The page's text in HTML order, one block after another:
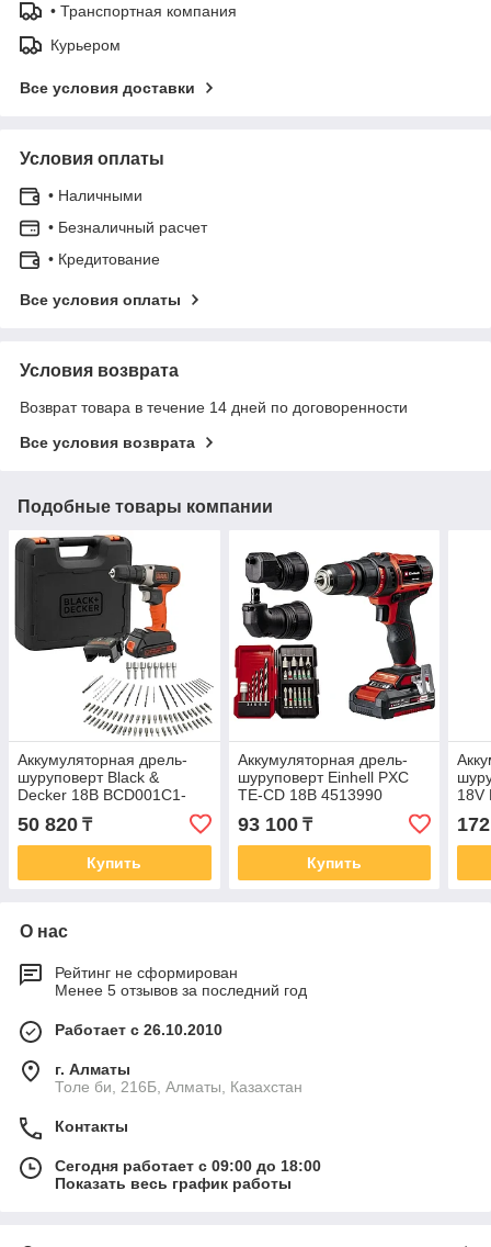
• Транспортная компания
Курьером
Все условия доставки
Условия оплаты
• Наличными
• Безналичный расчет
• Кредитование
Все условия оплаты
Условия возврата
Возврат товара в течение 14 дней по договоренности
Все условия возврата
Подобные товары компании
Аккумуляторная дрель-
шуруповерт Black &
Decker 18В BCD001C1-
50 820 ₸
Купить
Аккумуляторная дрель-
шуруповерт Einhell PXC
TE-CD 18В 4513990
93 100₸
Купить
18V
О нас
Рейтинг не сформирован
Менее 5 отзывов за последний год
Работает с 26.10.2010
г. Алматы
Толе би, 216Б, Алматы, Казахстан
Контакты
Сегодня работает с 09:00 до 18:00
Показать весь график работы